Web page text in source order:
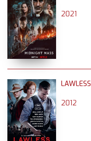
2021
LAWLESS
2012